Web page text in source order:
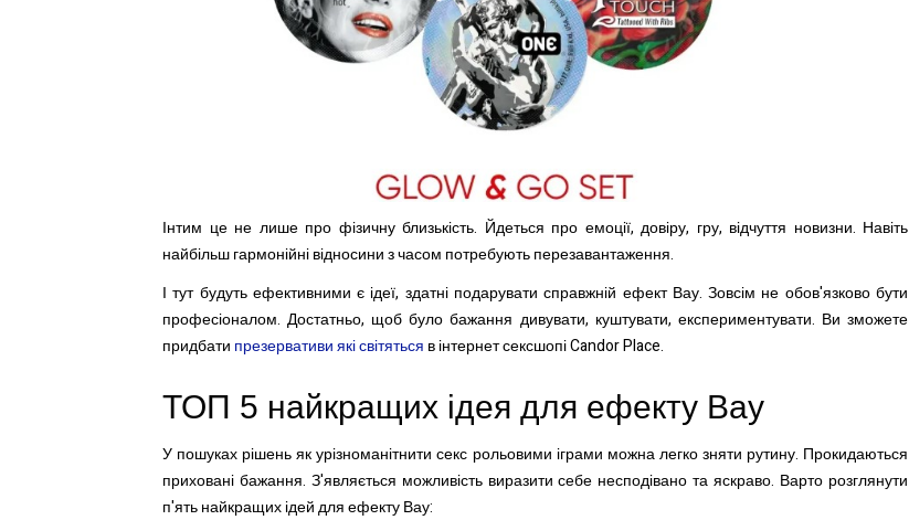
Інтим це не лише про фізичну близькість. Йдеться про емоції, довіру, гру, відчуття новизни. Навіть
найбільш гармонійні відносини з часом потребують перезавантаження.
І тут будуть ефективними є ідеї, здатні подарувати справжній ефект Вау. Зовсім не обов'язково бути
професіоналом. Достатньо, щоб було бажання дивувати, куштувати, експериментувати. Ви зможете
придбати презервативи які світяться в інтернет сексшопі Candor Place.
ТОП 5 найкращих ідея для ефекту Вау
У пошуках рішень як урізноманітнити секс рольовими іграми можна легко зняти рутину. Прокидаються
приховані бажання. З'являється можливість виразити себе несподівано та яскраво. Варто розглянути
п'ять найкращих ідей для ефекту Вау: